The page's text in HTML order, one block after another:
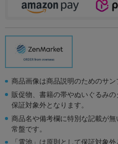
商品画像は商品説明のためのサン
販促物、書籍の帯やぬいぐるみ
保証対象外となります。
商品名や備考欄に特別な記載が
常盤です。
「電池」は原則として保証対象外